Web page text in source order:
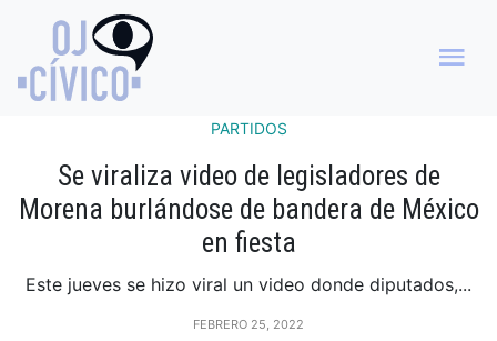
PARTIDOS
Se viraliza video de legisladores de
Morena burlándose de bandera de México
en fiesta
Este jueves se hizo viral un video donde diputados,...
FEBRERO 25, 2022